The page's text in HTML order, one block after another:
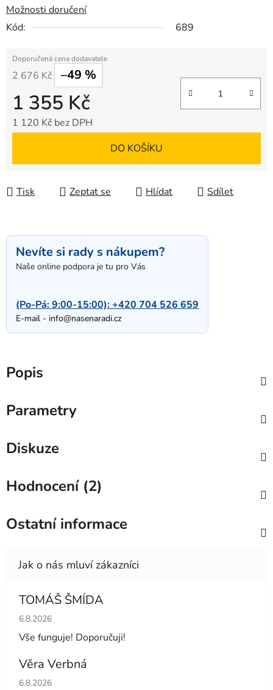
Možnosti doručení
Kód:
689
2 676 Kč –49 %
1 355 Kč
1 120 Kč bez DPH
DO KOŠÍKU
Tisk Zeptat se Hlídat Sdílet
Nevíte si rady s nákupem?
Naše online podpora je tu pro Vás
(Po-Pá: 9:00-15:00):+420 704 526 659
E-mail - info@nasenaradi.cz
Popis
Parametry
Diskuze
Hodnocení (2)
Ostatní informace
TOMÁŠ ŠMÍDA
Hodnocení obchodu je 5 z 5 hvězdiček.
6.8.2026
Vše funguje! Doporučuji!
Věra Verbná
Hodnocení obchodu je 5 z 5 hvězdiček.
6.8.2026